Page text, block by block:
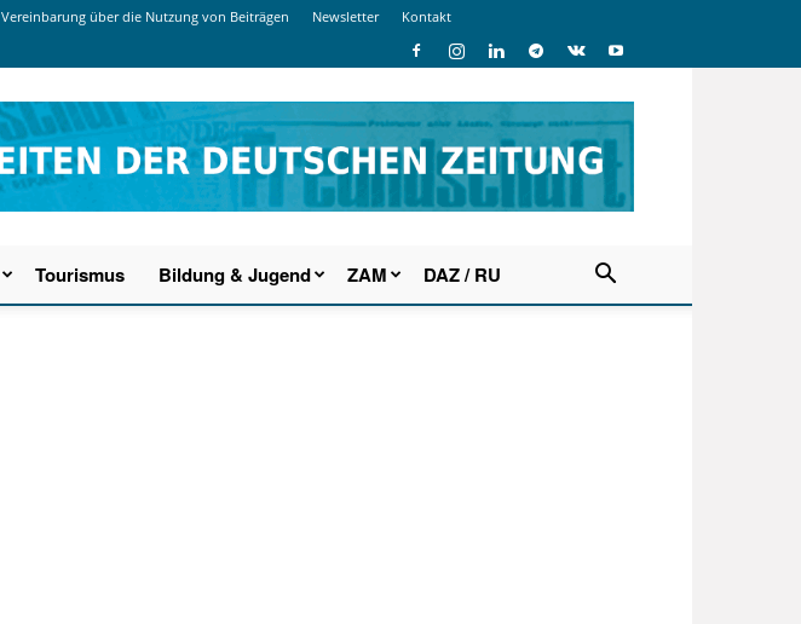
Vereinbarung über die Nutzung von Beiträgen Newsletter Kontakt
Tourismus Bildung & Jugend ZAM DAZ / RU